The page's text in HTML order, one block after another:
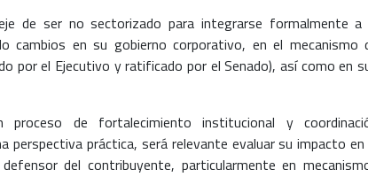
de ser no sectorizado para integrarse formalmente a
cambios en su gobierno corporativo, en el mecanismo
por el Ejecutivo y ratificado por el Senado), así como en
de fortalecimiento institucional y
perspectiva práctica, será relevante evaluar su impacto en
del contribuyente, particularmente en